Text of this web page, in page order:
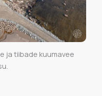
ja tiibade kuumavee